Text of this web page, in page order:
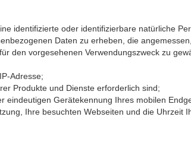
identifizierte oder identifizierbare natürliche
Daten zu erheben, die
den vorgesehenen Verwendungszweck zu
Adresse;
Produkte und Dienste erforderlich sind;
Gerätekennung Ihres mobilen
Ihre besuchten Webseiten und die Uhrzeit